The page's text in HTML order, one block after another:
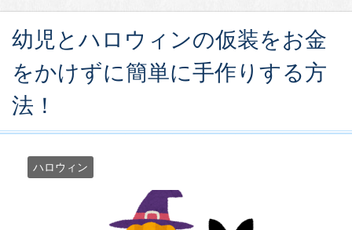
幼児とハロウィンの仮装をお金
をかけずに簡単に手作りする方
法！
ハロウィン